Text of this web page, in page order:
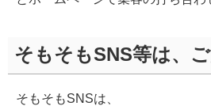
そもそもSNS等は、
そもそもSNSは、